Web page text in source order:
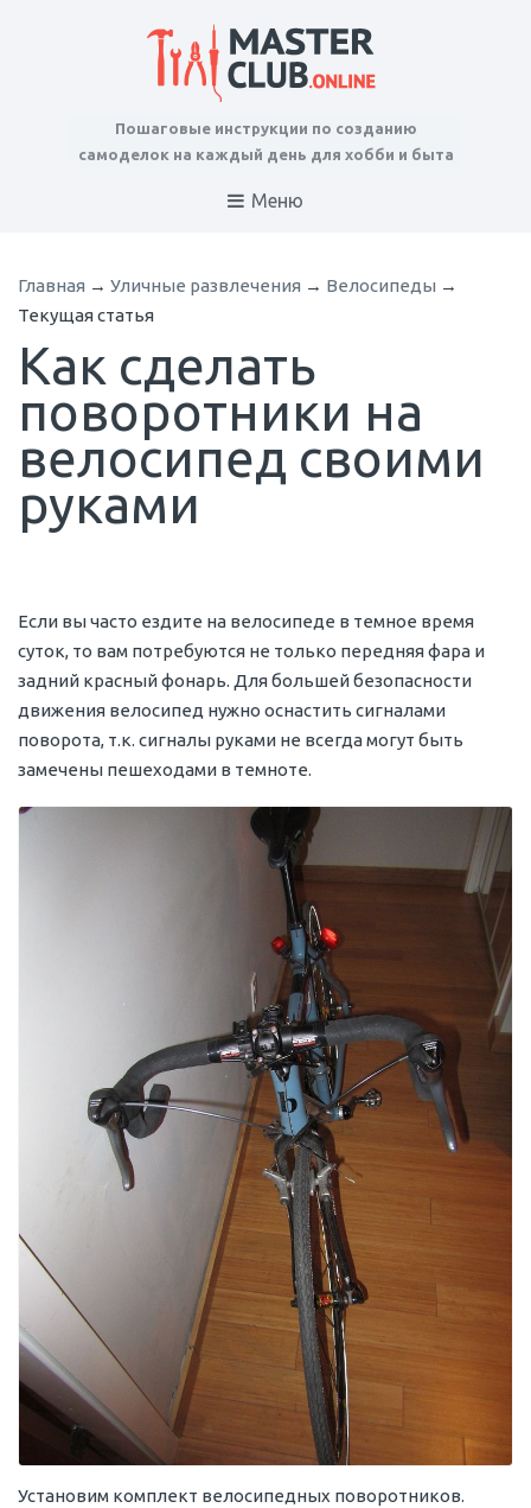
Пошаговые инструкции по созданию
самоделок на каждый день для хобби и быта
Меню
Главная → Уличные развлечения → Велосипеды →
Текущая статья
Как сделать
поворотники на
велосипед своими
руками
Если вы часто ездите на велосипеде в темное время
суток, то вам потребуются не только передняя фара и
задний красный фонарь. Для большей безопасности
движения велосипед нужно оснастить сигналами
поворота, т.к. сигналы руками не всегда могут быть
замечены пешеходами в темноте.
Установим комплект велосипедных поворотников.